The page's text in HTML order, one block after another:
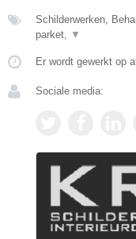
Schilderwerken,
parket, ▼
Er wordt gewerkt op
Sociale media: